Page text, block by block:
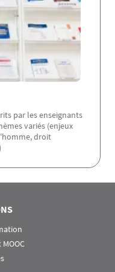
par les enseignants
variés (enjeux
droit